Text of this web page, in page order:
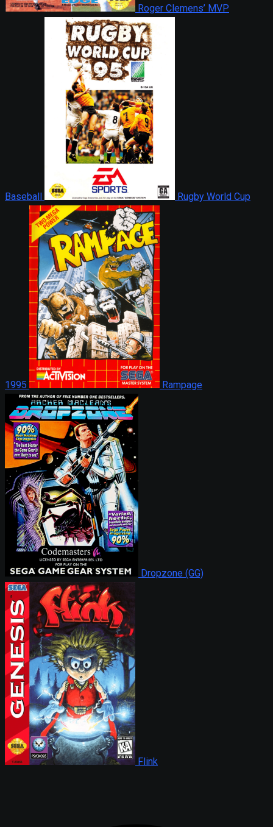
Roger Clemens’ MVP
Baseball Rugby World Cup
1995 Rampage
Dropzone (GG)
Flink